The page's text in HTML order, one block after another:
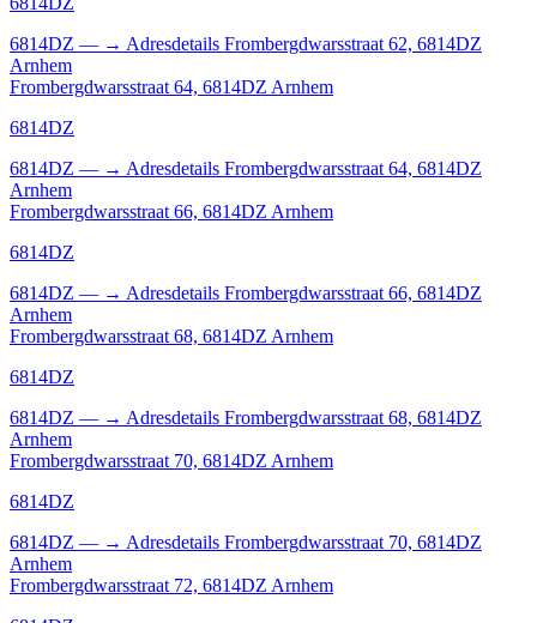
6814DZ — → Adresdetails Frombergdwarsstraat 62, 6814DZ
Arnhem
Frombergdwarsstraat 64, 6814DZ Arnhem
6814DZ
6814DZ — → Adresdetails Frombergdwarsstraat 64, 6814DZ
Arnhem
Frombergdwarsstraat 66, 6814DZ Arnhem
6814DZ
6814DZ — → Adresdetails Frombergdwarsstraat 66, 6814DZ
Arnhem
Frombergdwarsstraat 68, 6814DZ Arnhem
6814DZ
6814DZ — → Adresdetails Frombergdwarsstraat 68, 6814DZ
Arnhem
Frombergdwarsstraat 70, 6814DZ Arnhem
6814DZ
6814DZ — → Adresdetails Frombergdwarsstraat 70, 6814DZ
Arnhem
Frombergdwarsstraat 72, 6814DZ Arnhem